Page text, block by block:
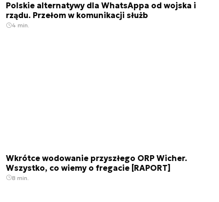
Polskie alternatywy dla WhatsAppa od wojska i
rządu. Przełom w komunikacji służb
4 min.
Wkrótce wodowanie przyszłego ORP Wicher.
Wszystko, co wiemy o fregacie [RAPORT]
8 min.